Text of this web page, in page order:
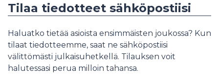
Tilaa tiedotteet sähköpostiisi
Haluatko tietää asioista ensimmäisten joukossa? Kun
tilaat tiedotteemme, saat ne sähköpostiisi
välittömästi julkaisuhetkellä. Tilauksen voit
halutessasi perua milloin tahansa.